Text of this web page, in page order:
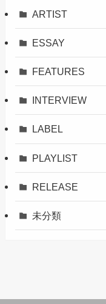
ARTIST
ESSAY
FEATURES
INTERVIEW
LABEL
PLAYLIST
RELEASE
未分類